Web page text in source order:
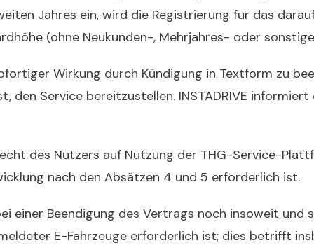
Jahres ein, wird die Registrierung für das
(ohne Neukunden-, Mehrjahres- oder
Wirkung durch Kündigung in Textform zu
den Service bereitzustellen. INSTADRIVE
des Nutzers auf Nutzung der THG-Service-
nach den Absätzen 4 und 5 erforderlich ist.
einer Beendigung des Vertrags noch insoweit und
E-Fahrzeuge erforderlich ist; dies betrifft